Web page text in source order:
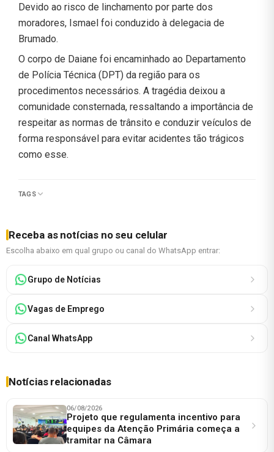
Devido ao risco de linchamento por parte dos
moradores, Ismael foi conduzido à delegacia de
Brumado.
O corpo de Daiane foi encaminhado ao Departamento
de Polícia Técnica (DPT) da região para os
procedimentos necessários. A tragédia deixou a
comunidade consternada, ressaltando a importância de
respeitar as normas de trânsito e conduzir veículos de
forma responsável para evitar acidentes tão trágicos
como esse.
TAGS
Receba as notícias no seu celular
Escolha abaixo em qual grupo ou canal do WhatsApp entrar:
Grupo de Notícias
Vagas de Emprego
Canal WhatsApp
Notícias relacionadas
06/08/2026
Projeto que regulamenta incentivo para
equipes da Atenção Primária começa a
tramitar na Câmara